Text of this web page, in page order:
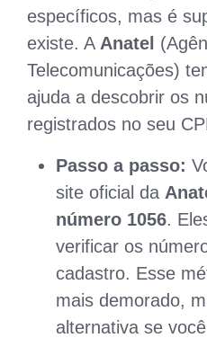
específicos, mas é
existe. A Anatel
Telecomunicações)
ajuda a descobrir os
registrados no seu
Passo a passo:
site oficial da
número 1056.
verificar os
cadastro. Esse
mais demorado,
alternativa se